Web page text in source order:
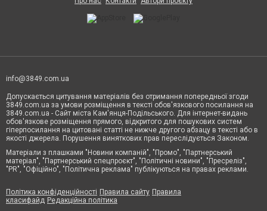
info@3849.com.ua
Допускається цитування матеріалів без отримання попередньої згоди
3849.com.ua за умови розміщення в тексті обов'язкового посилання на
3849.com.ua - Сайт міста Кам'янця-Подільського. Для інтернет-видань
обов'язкове розміщення прямого, відкритого для пошукових систем
гіперпосилання на цитовані статті не нижче другого абзацу в тексті або в
якості джерела. Порушення виняткових прав переслідується Законом.
Матеріали з плашками "Новини компаній", "Промо", "Партнерський
матеріал", "Партнерський спецпроєкт", "Політичні новини", "Пресреліз",
"PR", "Офіційно", "Політична реклама" публікуються на правах реклами.
Політика конфіденційності Правила сайту Правила
класифайд Редакційна політика